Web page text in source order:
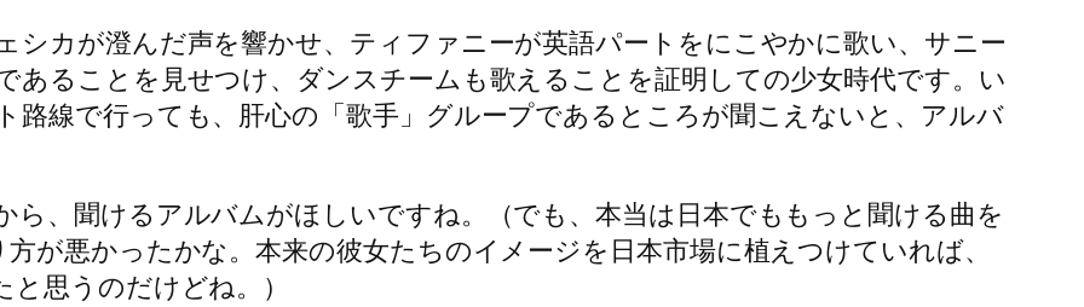
シカが澄んだ声を響かせ、ティファニーが英語パートをにこやかに歌い、サニー
あることを見せつけ、ダンスチームも歌えることを証明しての少女時代です。い
路線で行っても、肝心の「歌手」グループであるところが聞こえないと、アルバ
ら、聞けるアルバムがほしいですね。（でも、本当は日本でももっと聞ける曲を
が悪かったかな。本来の彼女たちのイメージを日本市場に植えつけていれば、
思うのだけどね。）